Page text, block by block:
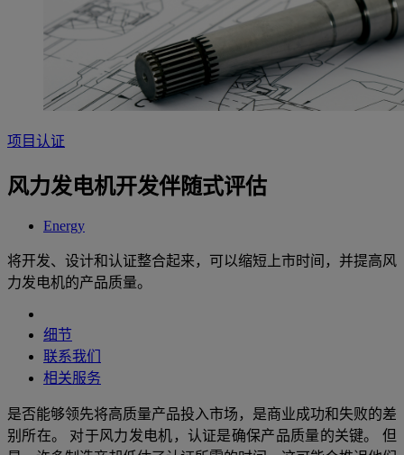
项目认证
风力发电机开发伴随式评估
Energy
将开发、设计和认证整合起来，可以缩短上市时间，并提高风
力发电机的产品质量。
细节
联系我们
相关服务
是否能够领先将高质量产品投入市场，是商业成功和失败的差
别所在。 对于风力发电机，认证是确保产品质量的关键。 但